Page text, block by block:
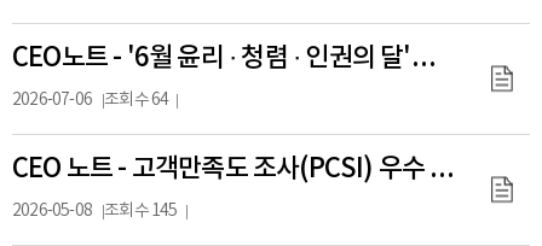
CEO노트 - '6월 윤리 · 청렴 · 인권의 달'을 마무리하며
2026-07-06 조회수 64
CEO 노트 - 고객만족도 조사(PCSI) 우수 등급 달성을 축하하며
2026-05-08 조회수 145